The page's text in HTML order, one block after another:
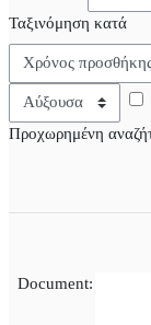
Ταξινόμηση κατά
Προχωρημένη
Document: